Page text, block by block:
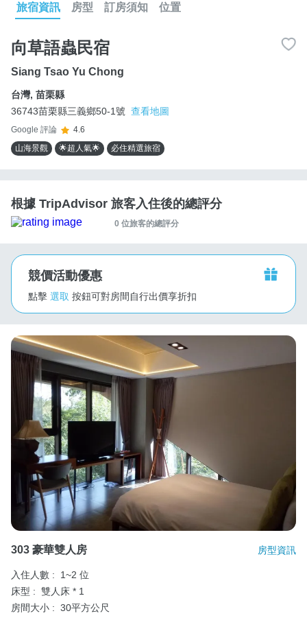
旅宿資訊 房型 訂房須知 位置
向草語蟲民宿
Siang Tsao Yu Chong
台灣, 苗栗縣
36743苗栗縣三義鄉50-1號 查看地圖
Google 評論
4.6
山海景觀
🌟超人氣🌟 必住精選旅宿
根據 TripAdvisor 旅客入住後的總評分
0 位旅客的總評分
競價活動優惠
點擊 選取 按鈕可對房間自行出價享折扣
303 豪華雙人房 房型資訊
入住人數 :
1~2 位
床型 : 雙人床 * 1
房間大小 : 30平方公尺